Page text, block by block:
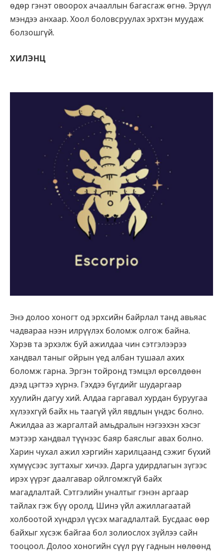
өдөр гэнэт овоорох ачааллын багасгаж өгнө. Эрүүл
мэндээ анхаар. Хоол боловсруулах эрхтэн муудаж
болзошгүй.
ХИЛЭНЦ
Энэ долоо хоногт од эрхсийн байрлал танд авьяас
чадвараа нээн илрүүлэх боломж олгож байна.
Хэрэв та эрхэлж буй ажилдаа чин сэтгэлээрээ
хандвал таныг ойрын үед албан тушаал ахих
боломж гарна. Эргэн тойронд тэмцэл өрсөлдөөн
дээд цэгтээ хүрнэ. Гэхдээ бүгдийг шударгаар
хуулийн дагуу хий. Алдаа гаргавал хурдан буруугаа
хүлээхгүй байх нь таагүй үйл явдлын үндэс болно.
Ажилдаа аз жаргалтай амьдралын нэгээхэн хэсэг
мэтээр хандвал түүнээс баяр баяслыг авах болно.
Харин чухал ажил хэргийн харилцаанд сэжиг бүхий
хүмүүсээс зугтахыг хичээ. Дарга удирдлагын зүгээс
ирэх үүрэг даалгавар ойлгомжгүй байх
магадлалтай. Сэтгэлийн уналтыг гэнэн аргаар
тайлах гэж бүү оролд. Шинэ үйл ажиллагаатай
холбоотой хүндрэл үүсэх магадлалтай. Бусдаас өөр
байхыг хүсэж байгаа бол золиослох зүйлээ сайн
тооцоол. Долоо хоногийн сүүл рүү гаднын нөлөөнд